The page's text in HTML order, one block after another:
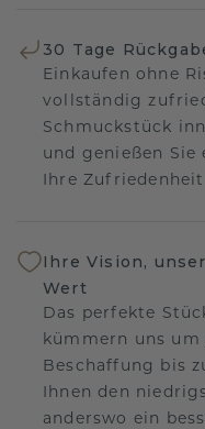
30 Tage
Einkaufen ohne
vollständig
Schmuckstück
und genießen Sie
Ihre
Ihre Vision,
Wert
Das perfekte
kümmern uns
Beschaffung bis
Ihnen den
anderswo ein